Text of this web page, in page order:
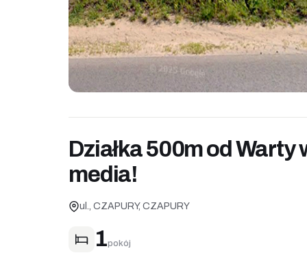
Działka 500m od Warty
media!
ul., CZAPURY, CZAPURY
1pokój